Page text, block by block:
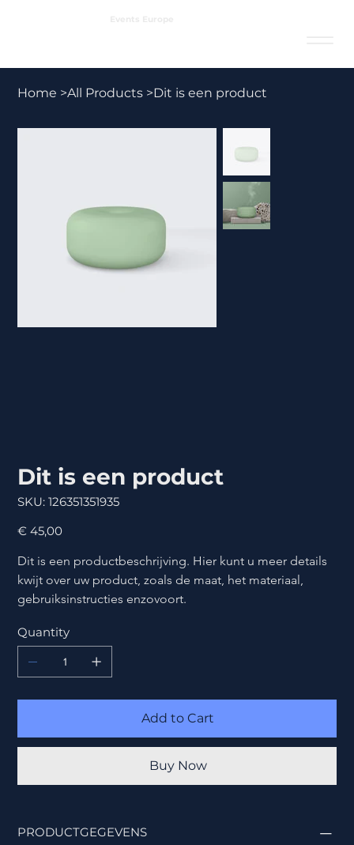
Home >All Products >Dit is een product
Dit is een product
SKU: SKU
126351351935
126351351935
Price
€ 45,00
Dit is een productbeschrijving. Hier kunt u meer details
kwijt over uw product, zoals de maat, het materiaal,
gebruiksinstructies enzovoort.
Quantity
Add to Cart
Buy Now
PRODUCTGEGEVENS